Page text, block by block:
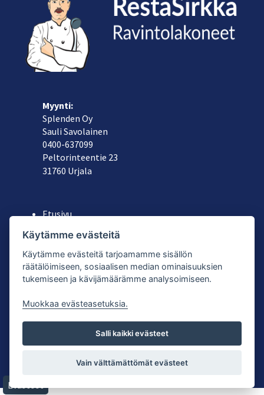
Myynti:
Splenden Oy
Sauli Savolainen
0400-637099
Peltorinteentie 23
31760 Urjala
Etusivu
Yritys
Koneiden ja astioiden vuokraus
Käytetyt laitteet
Tuoteluettelot
Yhteystiedot
Evästeet
Käytämme evästeitä
Käytämme evästeitä tarjoamamme sisällön
räätälöimiseen, sosiaalisen median ominaisuuksien
tukemiseen ja kävijämäärämme analysoimiseen.
Muokkaa evästeasetuksia.
Salli kaikki evästeet
Vain välttämättömät evästeet